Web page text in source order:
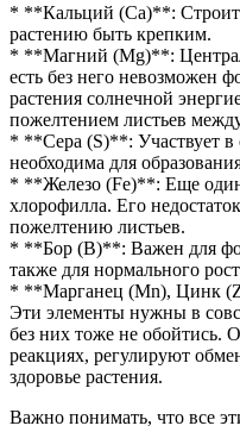
* **Кальций (Ca)**:
растению быть крепким.
* **Магний (Mg)**:
есть без него невозможен
растения солнечной
пожелтением листьев
* **Сера (S)**: Участвует в
необходима для
* **Железо (Fe)**: Еще
хлорофилла. Его
пожелтению листьев.
* **Бор (B)**: Важен для
также для нормального
* **Марганец (Mn), Цинк
Эти элементы нужны в
без них тоже не обойтись.
реакциях, регулируют
здоровье растения.
Важно понимать, что все